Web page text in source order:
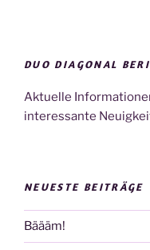
DUO DIAGONAL
Aktuelle
interessante
NEUESTE BEITRÄGE
Bäääm!